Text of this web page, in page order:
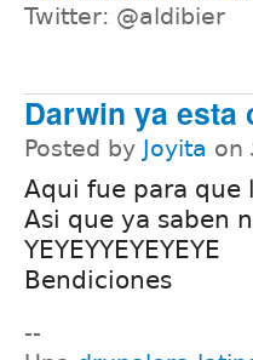
Twitter: @aldibier
Darwin ya
Posted by Joyita on
Aqui fue para que
Asi que ya saben
YEYEYYEYEYEYE
Bendiciones
--